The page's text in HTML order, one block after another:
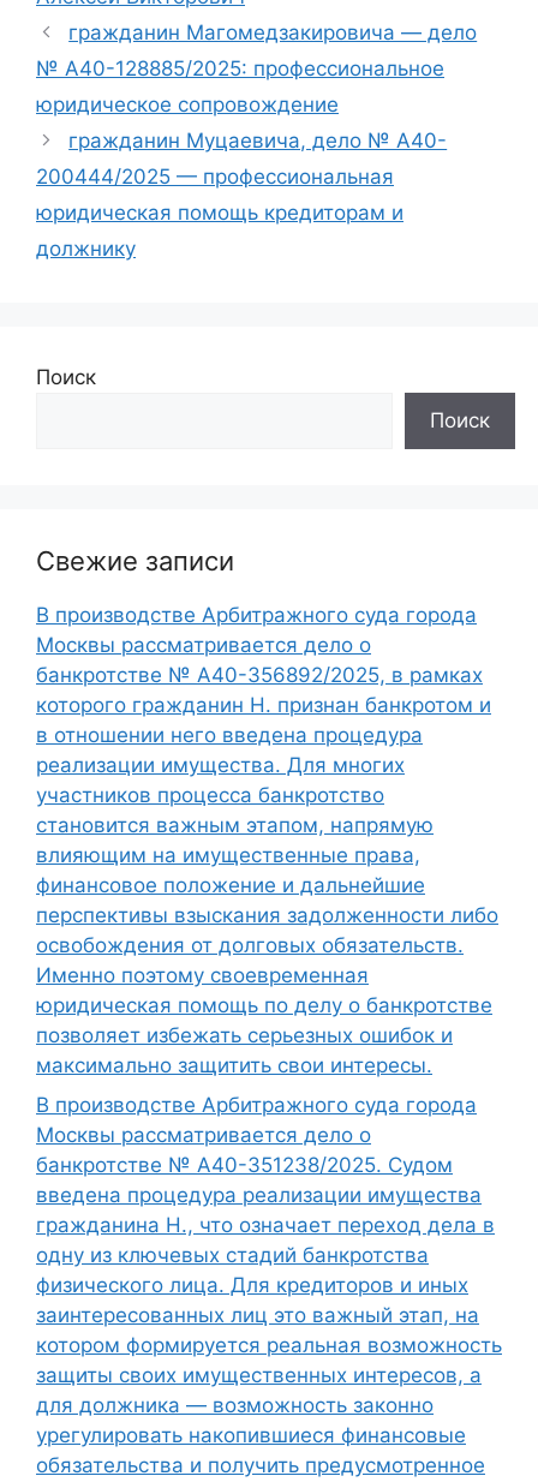
гражданин Магомедзакировича — дело
№ А40-128885/2025: профессиональное
юридическое сопровождение
гражданин Муцаевича, дело № А40-
200444/2025 — профессиональная
юридическая помощь кредиторам и
должнику
Поиск
Поиск
Свежие записи
В производстве Арбитражного суда города
Москвы рассматривается дело о
банкротстве № А40-356892/2025, в рамках
которого гражданин Н. признан банкротом и
в отношении него введена процедура
реализации имущества. Для многих
участников процесса банкротство
становится важным этапом, напрямую
влияющим на имущественные права,
финансовое положение и дальнейшие
перспективы взыскания задолженности либо
освобождения от долговых обязательств.
Именно поэтому своевременная
юридическая помощь по делу о банкротстве
позволяет избежать серьезных ошибок и
максимально защитить свои интересы.
В производстве Арбитражного суда города
Москвы рассматривается дело о
банкротстве № А40-351238/2025. Судом
введена процедура реализации имущества
гражданина Н., что означает переход дела в
одну из ключевых стадий банкротства
физического лица. Для кредиторов и иных
заинтересованных лиц это важный этап, на
котором формируется реальная возможность
защиты своих имущественных интересов, а
для должника — возможность законно
урегулировать накопившиеся финансовые
обязательства и получить предусмотренное